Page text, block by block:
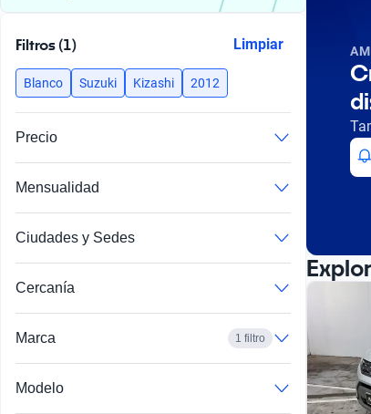
Busca por modelo
Busca por año
Filtros (1) Limpiar
Blanco Suzuki Kizashi 2012
Precio
Mensualidad
Ciudades y Sedes
Cercanía
Marca 1 filtro
Modelo